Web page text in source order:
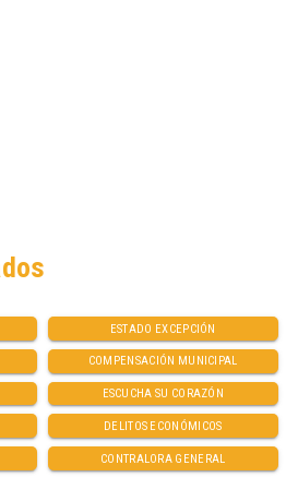
ESTADO EXCEPCIÓN
COMPENSACIÓN MUNICIPAL
ESCUCHA SU CORAZÓN
DELITOS ECONÓMICOS
CONTRALORA GENERAL